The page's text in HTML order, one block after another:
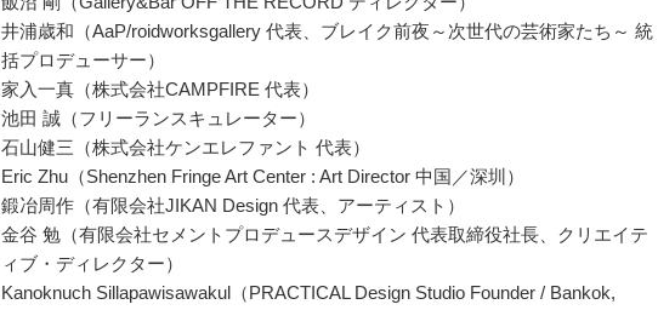
井浦歳和（AaP/roidworksgallery 代表、ブレイク前夜～次世代の芸術家たち～ 統
括プロデューサー）
家入一真（株式会社CAMPFIRE 代表）
池田 誠（フリーランスキュレーター）
石山健三（株式会社ケンエレファント 代表）
Eric Zhu（Shenzhen Fringe Art Center : Art Director 中国／深圳）
鍛冶周作（有限会社JIKAN Design 代表、アーティスト）
金谷 勉（有限会社セメントプロデュースデザイン 代表取締役社長、クリエイテ
ィブ・ディレクター）
Kanoknuch Sillapawisawakul（PRACTICAL Design Studio Founder / Bankok,